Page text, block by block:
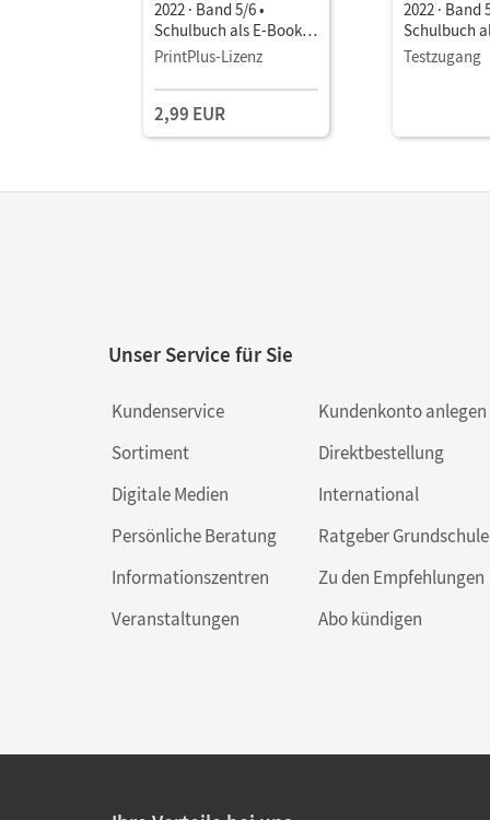
2022 · Band 5/6 •
Schulbuch als E-Book
Mit Medien
PrintPlus-Lizenz
2,99 EUR
2022 · Band
Schulbuch
Mit Medien
Testzugang
Unser Service für Sie
Kundenservice
Sortiment
Digitale Medien
Persönliche Beratung
Informationszentren
Veranstaltungen
Kundenkonto anlegen
Direktbestellung
International
Ratgeber Grundschule
Zu den Empfehlungen
Abo kündigen